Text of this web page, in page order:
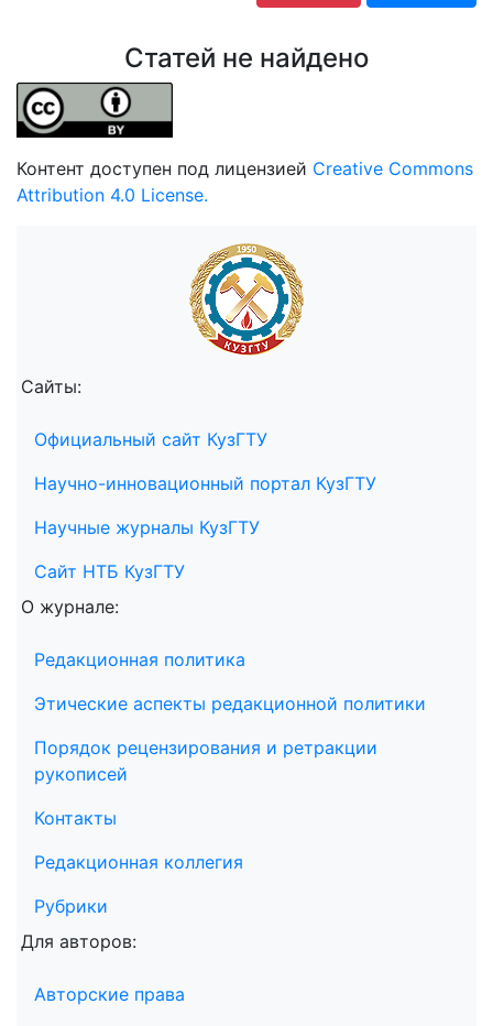
Статей не найдено
Контент доступен под лицензией Creative Commons
Attribution 4.0 License.
Сайты:
Официальный сайт КузГТУ
Научно-инновационный портал КузГТУ
Научные журналы КузГТУ
Сайт НТБ КузГТУ
О журнале:
Редакционная политика
Этические аспекты редакционной политики
Порядок рецензирования и ретракции
рукописей
Контакты
Редакционная коллегия
Рубрики
Для авторов:
Авторские права